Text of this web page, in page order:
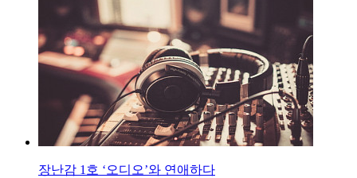
장난감 1호 ‘오디오’와 연애하다